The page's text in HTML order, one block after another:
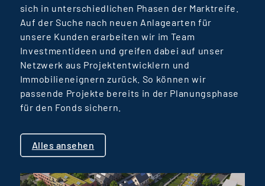
sich in unterschiedlichen Phasen der Marktreife.
Auf der Suche nach neuen Anlagearten für
unsere Kunden erarbeiten wir im Team
Investmentideen und greifen dabei auf unser
Netzwerk aus Projektentwicklern und
Immobilieneignern zurück. So können wir
passende Projekte bereits in der Planungsphase
für den Fonds sichern.
Alles ansehen